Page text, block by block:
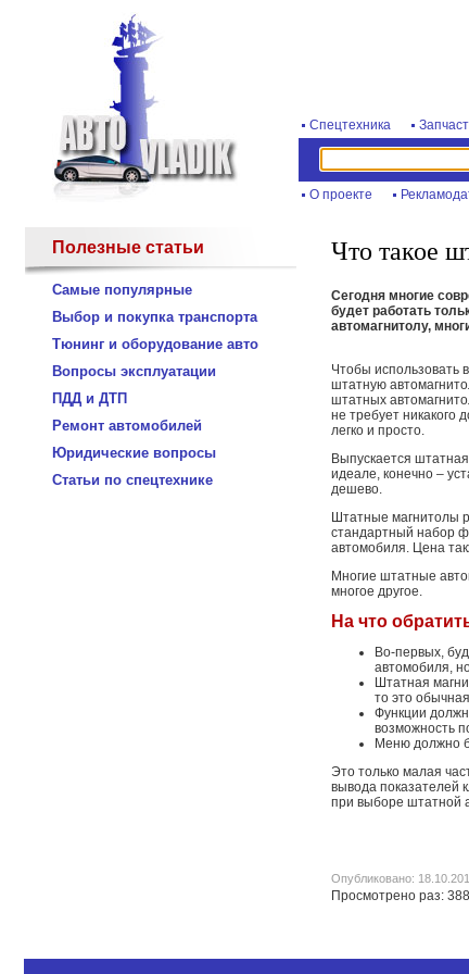
Спецтехника
О проекте
Полезные статьи
Самые популярные
Выбор и покупка транспорта
Тюнинг и оборудование авто
Вопросы эксплуатации
ПДД и ДТП
Ремонт автомобилей
Юридические вопросы
Статьи по спецтехнике
Что такое
Сегодня многие
будет работать
автомагнитолу,
Чтобы использовать
штатную
штатных
не требует никакого
легко и просто.
Выпускается
идеале, конечно –
дешево.
Штатные магнитолы
стандартный набор
автомобиля. Цена
Многие штатные
многое другое.
На что
Во-первых,
автомобиля,
Штатная
то это
Функции
возможность
Меню должно
Это только малая
вывода показателей
при выборе штатной
Опубликовано:
Просмотрено раз: